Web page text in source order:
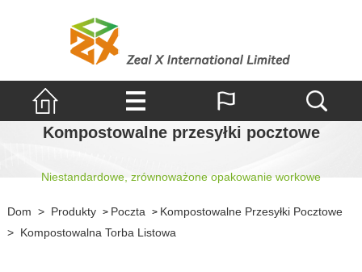
Kompostowalne przesyłki pocztowe
Niestandardowe, zrównoważone opakowanie workowe
Dom > Produkty > Poczta > Kompostowalne Przesyłki Pocztowe
> Kompostowalna Torba Listowa